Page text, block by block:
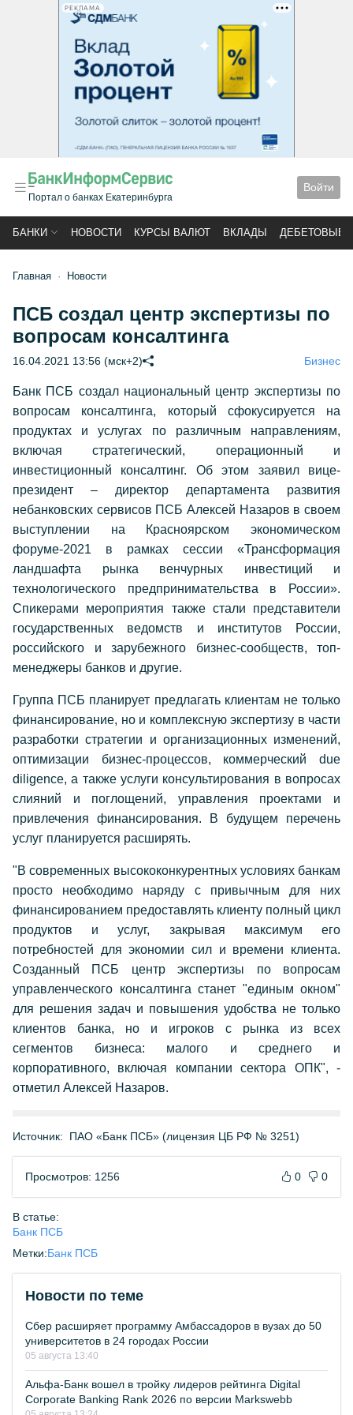
РЕКЛАМА
Портал о банках Екатеринбурга
Войти
БАНКИ НОВОСТИ КУРСЫ ВАЛЮТ ВКЛАДЫ ДЕБЕТОВЫЕ
Главная Новости
ПСБ создал центр экспертизы по
вопросам консалтинга
16.04.2021 13:56 (мск+2) Бизнес
Банк ПСБ создал национальный центр экспертизы по
вопросам консалтинга, который сфокусируется на
продуктах и услугах по различным направлениям,
включая стратегический, операционный и
инвестиционный консалтинг. Об этом заявил вице-
президент – директор департамента развития
небанковских сервисов ПСБ Алексей Назаров в своем
выступлении на Красноярском экономическом
форуме-2021 в рамках сессии «Трансформация
ландшафта рынка венчурных инвестиций и
технологического предпринимательства в России».
Спикерами мероприятия также стали представители
государственных ведомств и институтов России,
российского и зарубежного бизнес-сообществ, топ-
менеджеры банков и другие.
Группа ПСБ планирует предлагать клиентам не только
финансирование, но и комплексную экспертизу в части
разработки стратегии и организационных изменений,
оптимизации бизнес-процессов, коммерческий due
diligence, а также услуги консультирования в вопросах
слияний и поглощений, управления проектами и
привлечения финансирования. В будущем перечень
услуг планируется расширять.
"В современных высококонкурентных условиях банкам
просто необходимо наряду с привычным для них
финансированием предоставлять клиенту полный цикл
продуктов и услуг, закрывая максимум его
потребностей для экономии сил и времени клиента.
Созданный ПСБ центр экспертизы по вопросам
управленческого консалтинга станет "единым окном"
для решения задач и повышения удобства не только
клиентов банка, но и игроков с рынка из всех
сегментов бизнеса: малого и среднего и
корпоративного, включая компании сектора ОПК", -
отметил Алексей Назаров.
Источник: ПАО «Банк ПСБ» (лицензия ЦБ РФ № 3251)
Просмотров: 1256 0 0
В статье:
Банк ПСБ
Метки:Банк ПСБ
Новости по теме
Сбер расширяет программу Амбассадоров в вузах до 50
университетов в 24 городах России
05 августа 13:40
Альфа-Банк вошел в тройку лидеров рейтинга Digital
Corporate Banking Rank 2026 по версии Markswebb